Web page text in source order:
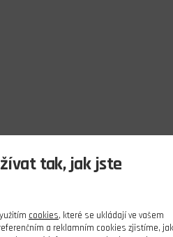
tak, jak jste
cookies, které se ukládají ve vašem
a reklamním cookies zjistíme, jak